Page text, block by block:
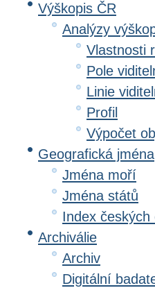
Výškopis ČR
Analýzy
Vlastnosti
Pole
Linie
Profil
Výpočet
Geografická jména
Jména moří
Jména států
Index českých
Archiválie
Archiv
Digitální